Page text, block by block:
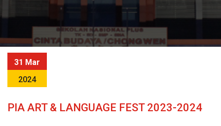
31 Mar
2024
PIA ART & LANGUAGE FEST 2023-2024